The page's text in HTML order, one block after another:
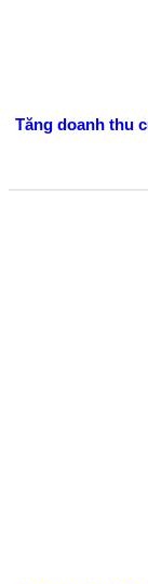
Tăng doanh thu